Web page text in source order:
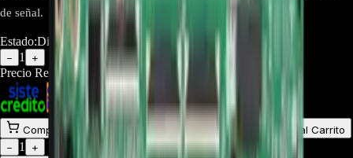
de señal.
Estado:Disponible
− 1 +
Precio Regular: 240.000
$ 120.000
Comprar en línea Comprar y Recoger
Añadir al Carrito
−
1
+